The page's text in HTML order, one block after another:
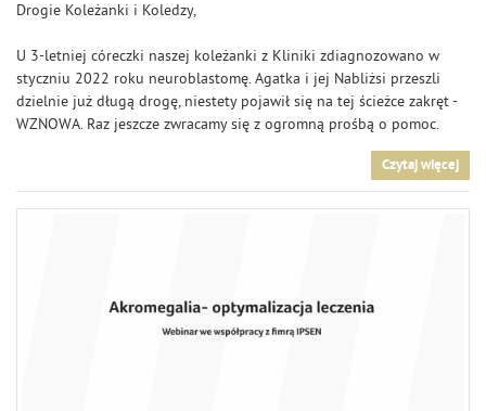
Drogie Koleżanki i Koledzy,
U 3-letniej córeczki naszej koleżanki z Kliniki zdiagnozowano w
styczniu 2022 roku neuroblastomę. Agatka i jej Nabliżsi przeszli
dzielnie już długą drogę, niestety pojawił się na tej ścieżce zakręt -
WZNOWA. Raz jeszcze zwracamy się z ogromną prośbą o pomoc.
Czytaj więcej